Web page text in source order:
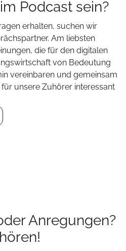
Podcast sein?
erhalten, suchen wir
Am liebsten
die für den digitalen
von Bedeutung
vereinbaren und gemeinsam
unsere Zuhörer interessant
Anregungen?